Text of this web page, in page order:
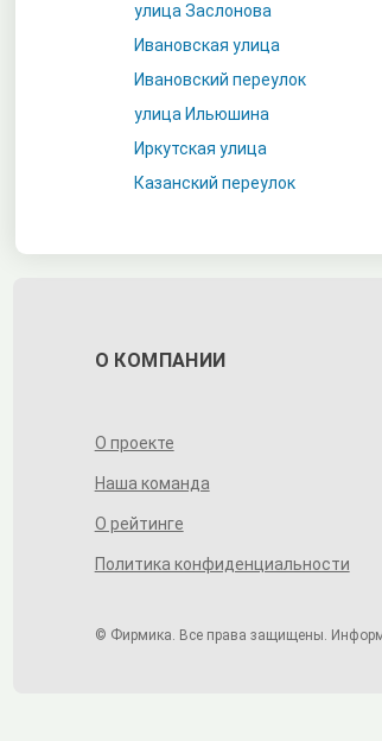
улица Заслонова
Ивановская улица
Ивановский переулок
улица Ильюшина
Иркутская улица
Казанский переулок
О КОМПАНИИ
О проекте
Наша команда
О рейтинге
Политика конфиденциальности
© Фирмика. Все права защищены.